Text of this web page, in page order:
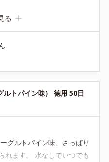
る
ルトパイン味） 徳用 50日
グルトパイン味、さっぱり
れます。 水なしでいつでも